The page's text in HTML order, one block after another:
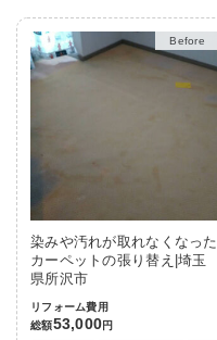
Before
After
染みや汚れが取れなくなった
カーペットの張り替え|埼玉
県所沢市
リフォーム費用
総額53,000円